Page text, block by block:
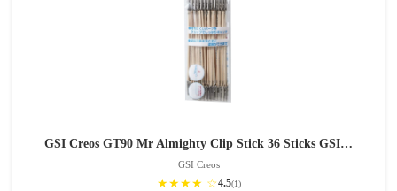
GSI Creos GT90 Mr Almighty Clip Stick 36 Sticks GSI…
GSI Creos
★★★★ ☆4.5(1)